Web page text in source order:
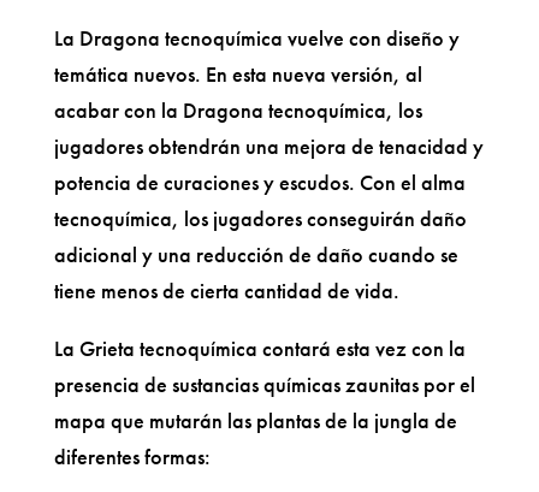
La Dragona tecnoquímica vuelve con diseño y
temática nuevos. En esta nueva versión, al
acabar con la Dragona tecnoquímica, los
jugadores obtendrán una mejora de tenacidad y
potencia de curaciones y escudos. Con el alma
tecnoquímica, los jugadores conseguirán daño
adicional y una reducción de daño cuando se
tiene menos de cierta cantidad de vida.
La Grieta tecnoquímica contará esta vez con la
presencia de sustancias químicas zaunitas por el
mapa que mutarán las plantas de la jungla de
diferentes formas: